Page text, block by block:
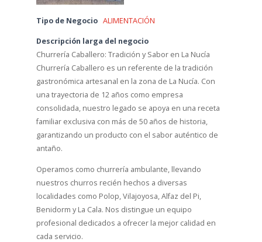
Tipo de Negocio ALIMENTACIÓN
Descripción larga del negocio
Churrería Caballero: Tradición y Sabor en La Nucía
Churrería Caballero es un referente de la tradición
gastronómica artesanal en la zona de La Nucía. Con
una trayectoria de 12 años como empresa
consolidada, nuestro legado se apoya en una receta
familiar exclusiva con más de 50 años de historia,
garantizando un producto con el sabor auténtico de
antaño.
Operamos como churrería ambulante, llevando
nuestros churros recién hechos a diversas
localidades como Polop, Vilajoyosa, Alfaz del Pi,
Benidorm y La Cala. Nos distingue un equipo
profesional dedicados a ofrecer la mejor calidad en
cada servicio.